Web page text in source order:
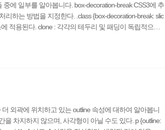
에 일부를 알아봅니다. box-decoration-break CSS3에 추
하는 방법을 지정한다. .class {box-decoration-break: slic
적용된다. clone : 각각의 테두리 및 패딩이 독립적으로
그림자를 만든다. div {box-shadow: 10px 10px 5px #888
외곽에 위치하고 있는 outline 속성에 대하여 알아봅니
을 차지하지 않으며, 사각형이 아닐 수도 있다. p {outline: